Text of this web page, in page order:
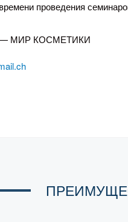
проведения
— МИР КОСМЕТИКИ